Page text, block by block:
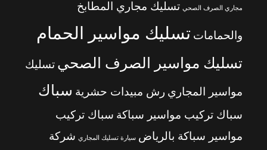
مجاري الصرف الصحي تسليك مجاري المطابخ
والحمامات تسليك مواسير الحمام
تسليك مواسير الصرف الصحي تسليك
مواسير المجاري رش مبيدات حشرية سباك
سباك تركيب مواسير سباكة سباك تركيب
مواسير سباكة بالرياض سيارة تسليك المجاري شركة